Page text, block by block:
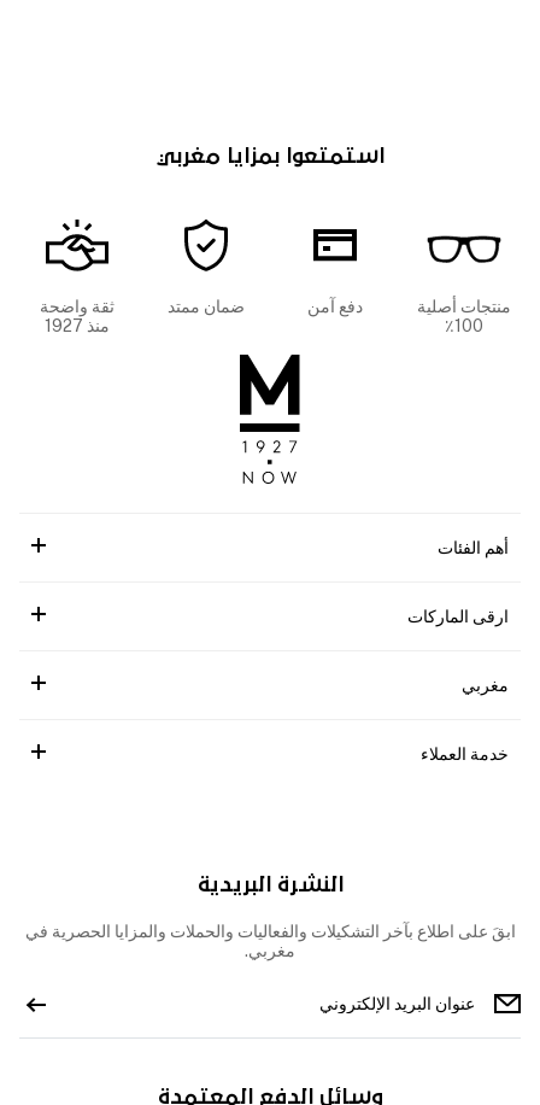
استمتعوا بمزايا مغربي
منتجات أصلية
100٪
دفع آمن ضمان ممتد
ثقة واضحة
منذ 1927
أهم الفئات
ارقى الماركات
مغربي
خدمة العملاء
النشرة البريدية
ابقَ على اطلاع بآخر التشكيلات والفعاليات والحملات والمزايا الحصرية في
مغربي.
وسائل الدفع المعتمدة